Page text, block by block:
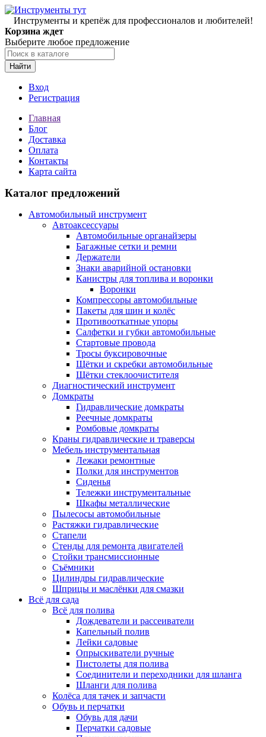
Инструменты и крепёж для профессионалов и любителей!
Корзина ждет
Выберите любое предложение
Найти
Вход
Регистрация
Главная
Блог
Доставка
Оплата
Контакты
Карта сайта
Каталог предложений
Автомобильный инструмент
Автоаксессуары
Автомобильные органайзеры
Багажные сетки и ремни
Держатели
Знаки аварийной остановки
Канистры для топлива и воронки
Воронки
Компрессоры автомобильные
Пакеты для шин и колёс
Противооткатные упоры
Салфетки и губки автомобильные
Стартовые провода
Тросы буксировочные
Щётки и скребки автомобильные
Щётки стеклоочистителя
Диагностический инструмент
Домкраты
Гидравлические домкраты
Реечные домкраты
Ромбовые домкраты
Краны гидравлические и траверсы
Мебель инструментальная
Лежаки ремонтные
Полки для инструментов
Сиденья
Тележки инструментальные
Шкафы металлические
Пылесосы автомобильные
Растяжки гидравлические
Стапели
Стенды для ремонта двигателей
Стойки трансмиссионные
Съёмники
Цилиндры гидравлические
Шприцы и маслёнки для смазки
Всё для сада
Всё для полива
Дождеватели и рассеиватели
Капельный полив
Лейки садовые
Опрыскиватели ручные
Пистолеты для полива
Соединители и переходники для шланга
Шланги для полива
Колёса для тачек и запчасти
Обувь и перчатки
Обувь для дачи
Перчатки садовые